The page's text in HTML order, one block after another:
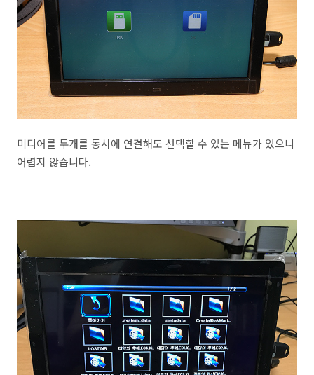
미디어를 두개를 동시에 연결해도 선택할 수 있는 메뉴가 있으니
어렵지 않습니다.